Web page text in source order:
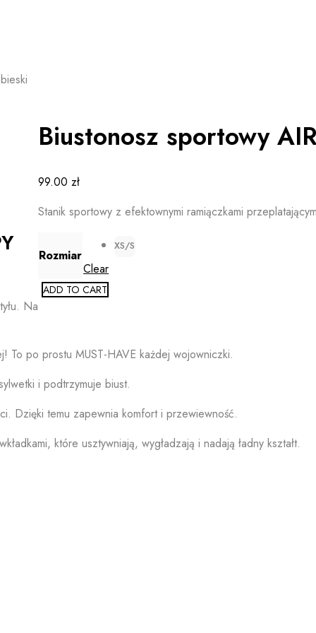
Biustonosz sportowy
99.00 zł
Stanik sportowy z efektownymi ramiączkami
Rozmiar
XS/S
Clear
ADD TO CART
Na
To po prostu MUST-HAVE każdej wojowniczki.
i podtrzymuje biust.
Dzięki temu zapewnia komfort i przewiewność.
które usztywniają, wygładzają i nadają ładny kształt.